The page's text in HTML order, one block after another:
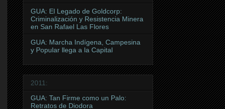
GUA: El Legado de Goldcorp:
Criminalización y Resistencia Minera
en San Rafael Las Flores
GUA: Marcha Indígena, Campesina
y Popular llega a la Capital
2011:
GUA: Tan Firme como un Palo:
Retratos de Diodora